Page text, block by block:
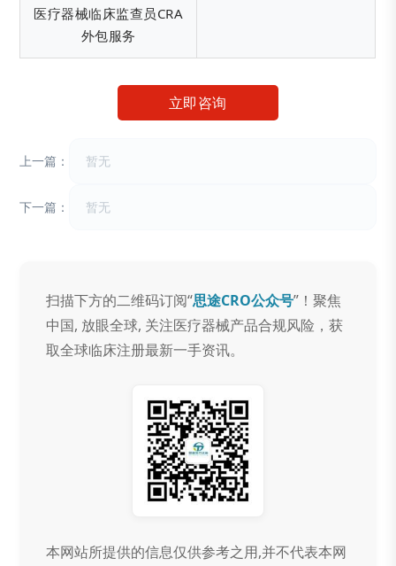
医疗器械临床监查员CRA
外包服务
立即咨询
上一篇： 暂无
下一篇： 暂无
扫描下方的二维码订阅“思途CRO公众号”！聚焦
中国, 放眼全球, 关注医疗器械产品合规风险，获
取全球临床注册最新一手资讯。
本网站所提供的信息仅供参考之用,并不代表本网